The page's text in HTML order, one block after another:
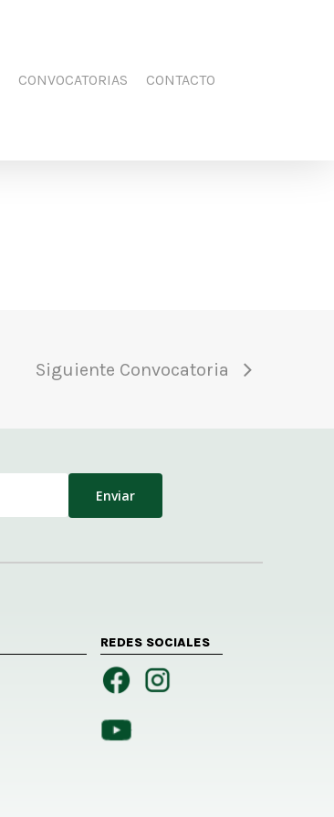
CONVOCATORIAS CONTACTO
Siguiente Convocatoria
REDES SOCIALES